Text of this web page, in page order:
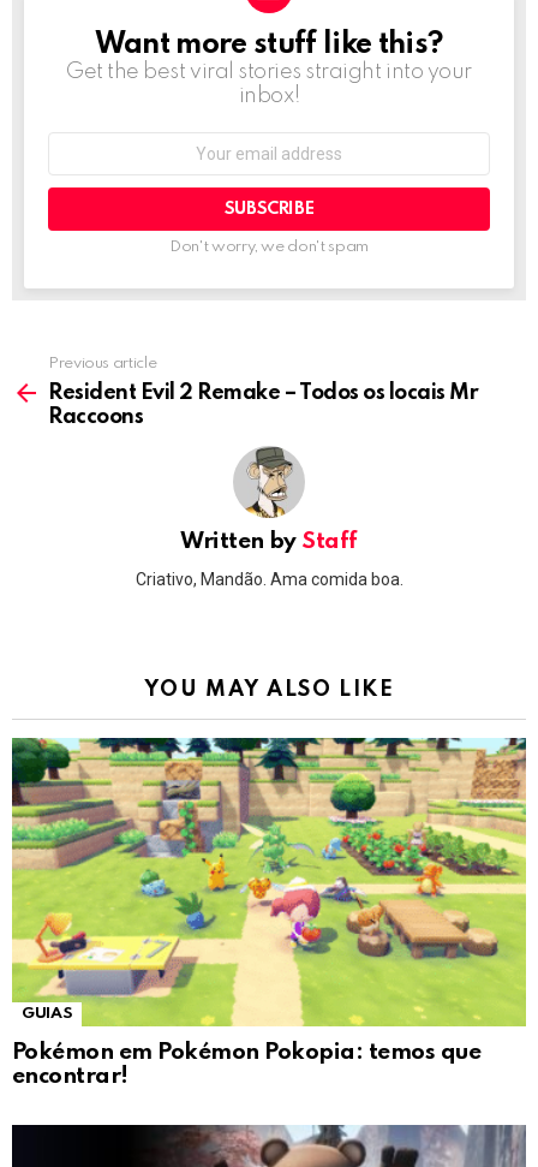
NEWSLETTER
Want more stuff like this?
Get the best viral stories straight into your
inbox!
Don't worry, we don't spam
more
Previous article
Resident Evil 2 Remake – Todos os locais Mr
Raccoons
Written by Staff
Criativo, Mandão. Ama comida boa.
YOU MAY ALSO LIKE
GUIAS
Pokémon em Pokémon Pokopia: temos que
encontrar!